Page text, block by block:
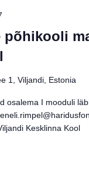
1, Viljandi, Estonia
osalema I mooduli
Kesklinna Kool